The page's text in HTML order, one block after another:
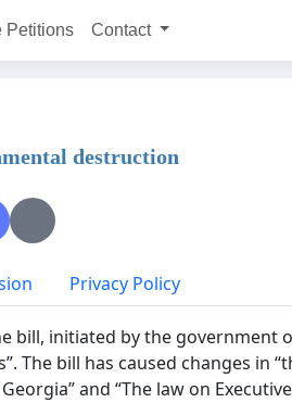
Petitions Contact
destruction
Privacy Policy
bill, initiated by the government
The bill has caused changes in
and “The law on